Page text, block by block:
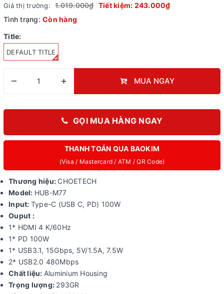
Giá thị trường: 1.019.000₫ Tiết kiệm: 243.000₫
Tình trạng: Còn hàng
Title:
DEFAULT TITLE
– + MUA NGAY
GỌI MUA HÀNG NGAY
THANH TOÁN QUA BAOKIM
(Visa / Mastercard / ATM / QR Code)
Thương hiệu: CHOETECH
Model: HUB-M77
Input: Type-C (USB C, PD) 100W
Ouput :
1* HDMI 4 K/60Hz
1* PD 100W
1* USB3.1, 15Gbps, 5V/1.5A, 7.5W
2* USB2.0 480Mbps
Chất liệu: Aluminium Housing
Trọng lượng: 293GR